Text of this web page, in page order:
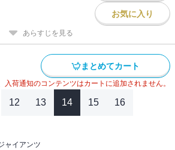
お気に入り
あらすじを見る
まとめてカート
荷通知のコンテンツはカートに追加されません。
12 13 14 15 16
ャイアンツ